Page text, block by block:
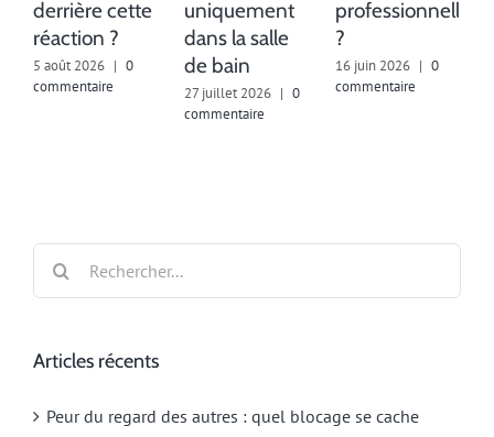
derrière cette
réaction ?
5 août 2026 | 0
commentaire
uniquement
dans la salle
de bain
27 juillet 2026 | 0
commentaire
professionnelle
?
16 juin 2026 | 0
commentaire
Articles récents
Peur du regard des autres : quel blocage se cache